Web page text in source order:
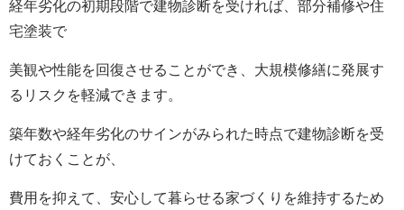
経年劣化の初期段階で建物診断を受ければ、部分補修や住
宅塗装で
美観や性能を回復させることができ、大規模修繕に発展す
るリスクを軽減できます。
築年数や経年劣化のサインがみられた時点で建物診断を受
けておくことが、
費用を抑えて、安心して暮らせる家づくりを維持するため